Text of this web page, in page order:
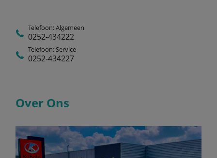
Telefoon: Algemeen
0252-434222
Telefoon: Service
0252-434227
Over Ons